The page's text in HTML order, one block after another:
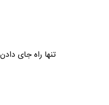
تنها راه جای